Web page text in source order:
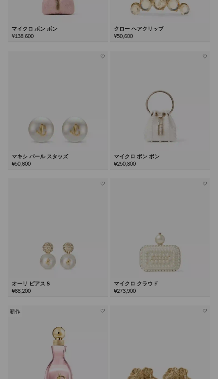
マイクロ ボン ボン
¥138,600
クロー ヘアクリップ
¥50,600
マキシ パール スタッズ
¥50,600
マイクロ ボン ボン
¥250,800
オーリ ピアス S
¥68,200
マイクロ クラウド
¥273,900
新作